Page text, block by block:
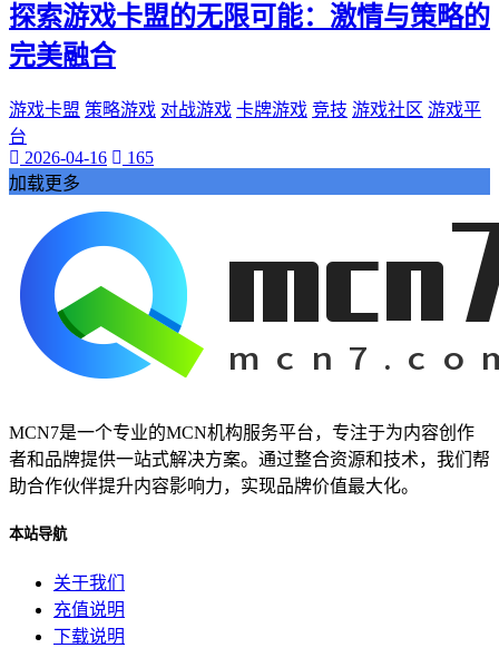
实际购买
热门短视频
电子邮件营销
推广工具
抖音热度爆发
揭示其背后的巨大潜力。
还为我们的学习和工作提供了前所未有的便利。本文将带您深
入探索视频网页的魅力
视频网页已经成为我们日常生活中不可或缺的一部分。它不仅
改变了我们的娱乐方式
数字内容part1:在当今的数字化时代
网络娱乐
视频网页
代挂玩家
游戏代玩
游戏代挂服务
提升游戏等级
本文将为您详细介绍QQ等级代挂的好处和选择优质代挂服务
的方法
启示感动
探索游戏卡盟的无限可能：激情与策略的
完美融合
游戏卡盟 策略游戏 对战游戏 卡牌游戏 竞技 游戏社区 游戏平
台
2026-04-16
165
加载更多
MCN7是一个专业的MCN机构服务平台，专注于为内容创作
者和品牌提供一站式解决方案。通过整合资源和技术，我们帮
助合作伙伴提升内容影响力，实现品牌价值最大化。
本站导航
关于我们
充值说明
下载说明